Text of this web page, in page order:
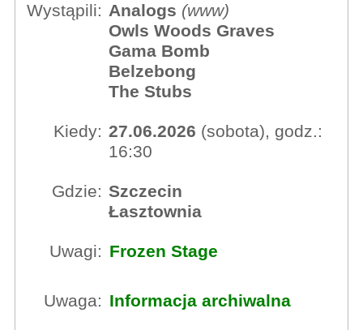
Wystąpili: Analogs (www)
Owls Woods Graves
Gama Bomb
Belzebong
The Stubs
Kiedy: 27.06.2026 (sobota), godz.:
16:30
Gdzie: Szczecin
Łasztownia
Uwagi: Frozen Stage
Uwaga: Informacja archiwalna